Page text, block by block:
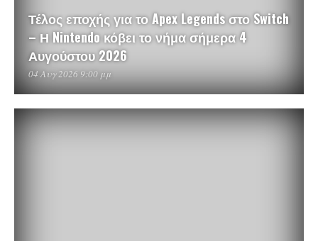
Τέλος εποχής για το Apex Legends στο Switch
– Η Nintendo κόβει το νήμα σήμερα 4
Αυγούστου 2026
04 Αυγ 2026 9:00 μμ